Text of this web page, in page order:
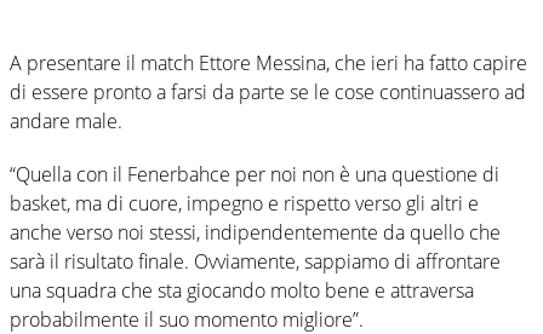
A presentare il match Ettore Messina, che ieri ha fatto capire
di essere pronto a farsi da parte se le cose continuassero ad
andare male.
“Quella con il Fenerbahce per noi non è una questione di
basket, ma di cuore, impegno e rispetto verso gli altri e
anche verso noi stessi, indipendentemente da quello che
sarà il risultato finale. Ovviamente, sappiamo di affrontare
una squadra che sta giocando molto bene e attraversa
probabilmente il suo momento migliore”.